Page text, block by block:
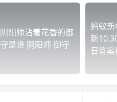
阴阳师沾着花香的御
守是谁 阴阳师 御守
蚂蚁
新
日答